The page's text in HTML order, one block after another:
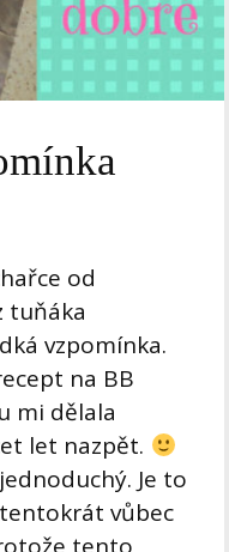
od
tuňáka
vzpomínka.
na BB
mi dělala
let nazpět.
Je to
vůbec
tento